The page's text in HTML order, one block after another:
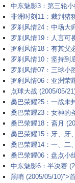
中东魅影3：第三轮
非洲时刻11：裁判猪
罗刹风情24：中场大
罗刹风情19：人言可
罗刹风情18：有其父
罗刹风情10：坚持到
罗刹风情07：三球小
罗刹风情06：亚洲荣
点球大战 (2005/05/
桑巴荣耀25：一战未
桑巴荣耀23：女神的
桑巴荣耀18：斋月
桑巴荣耀15：牙、牙
桑巴荣耀14：一、二
桑巴荣耀06：盘点小
中东魅影6：半决赛
黑哨 (2005/05/10)">